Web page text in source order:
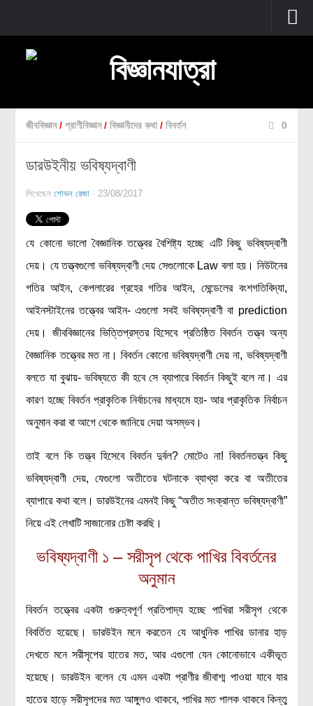
প্রচ্ছদ
জীববিজ্ঞান
প্রাণীবিজ্ঞান
মানবদেহ
পদার্থবিজ্ঞান
রসায়ন বিজ্ঞান
গণিত
প্রায়োগিক বিজ্ঞান
প্রাকৃতিক দুর্যোগ
জলবায়ু পরিবর্তন
পরিবেশ দূষণ
কম্পিউটার সায়েন্স
ইলেকট্রিক্যাল ইঞ্জিনিয়ারিং
দৈনন্দিন জীবনে বিজ্ঞানের প্রয়োগ
আমাদের সৌরজগৎ
সৌরজগত ছাড়িয়ে
জীববিজ্ঞান / প্রাণীবিজ্ঞান / বিজ্ঞানীদের কথা / বিবর্তন 0
ডারউইনীয় ভবিষ্যদ্বাণী
লিখেছেনশোভন রেজা · 23/08/2017
যে কোনো ভালো বৈজ্ঞানিক তত্ত্বের বৈশিষ্ট্য হচ্ছে এটি কিছু ভবিষ্যদ্বাণী
দেয়। যে তত্ত্বগুলো ভবিষ্যদ্বাণী দেয় সেগুলোকে Law বলা হয়। নিউটনের
গতির আইন, কেপলারের গ্রহের গতির আইন, মেন্ডেলের বংশগতিবিদ্যা,
আইনস্টাইনের তত্ত্বের আইন- এগুলো সবই ভবিষ্যদ্বাণী বা prediction
দেয়। জীববিজ্ঞানের ভিত্তিপ্রস্তর হিসেবে প্রতিষ্ঠিত বিবর্তন তত্ত্ব অন্য
বৈজ্ঞানিক তত্ত্বের মত না। বিবর্তন কোনো ভবিষ্যদ্বাণী দেয় না, ভবিষ্যদ্বাণী
বলতে যা বুঝায়- ভবিষ্যতে কী হবে সে ব্যাপারে বিবর্তন কিছুই বলে না। এর
কারণ হচ্ছে বিবর্তন প্রাকৃতিক নির্বাচনের মাধ্যমে হয়- আর প্রাকৃতিক নির্বাচন
অনুমান করা বা আগে থেকে জানিয়ে দেয়া অসম্ভব।
তাই বলে কি তত্ত্ব হিসেবে বিবর্তন দুর্বল? মোটেও না! বিবর্তনতত্ত্ব কিছু
ভবিষ্যদ্বাণী দেয়, যেগুলো অতীতের ঘটনাকে ব্যাখ্যা করে বা অতীতের
ব্যাপারে কথা বলে। ডারউইনের এমনই কিছু “অতীত সংক্রান্ত ভবিষ্যদ্বাণী”
নিয়ে এই লেখাটি সাজানোর চেষ্টা করছি।
ভবিষ্যদ্বাণী ১ – সরীসৃপ থেকে পাখির বিবর্তনের
অনুমান
বিবর্তন তত্ত্বের একটা গুরুত্বপূর্ণ প্রতিপাদ্য হচ্ছে পাখিরা সরীসৃপ থেকে
বিবর্তিত হয়েছে। ডারউইন মনে করতেন যে আধুনিক পাখির ডানার হাড়
দেখতে মনে সরীসৃপের হাতের মত, আর এগুলো যেন কোনোভাবে একীভূত
হয়েছে। ডারউইন বলেন যে এমন একটা প্রাণীর জীবাশ্ম পাওয়া যাবে যার
হাতের হাড়ে সরীসৃপদের মত আঙ্গুলও থাকবে, পাখির মত পালক থাকবে কিন্তু